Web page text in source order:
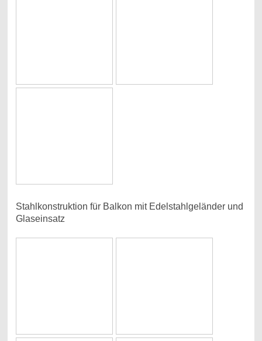
Stahlkonstruktion für Balkon mit Edelstahlgeländer und
Glaseinsatz